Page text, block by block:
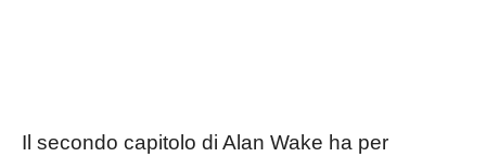
Il secondo capitolo di Alan Wake ha per